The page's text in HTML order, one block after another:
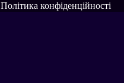
Політика конфіденційності